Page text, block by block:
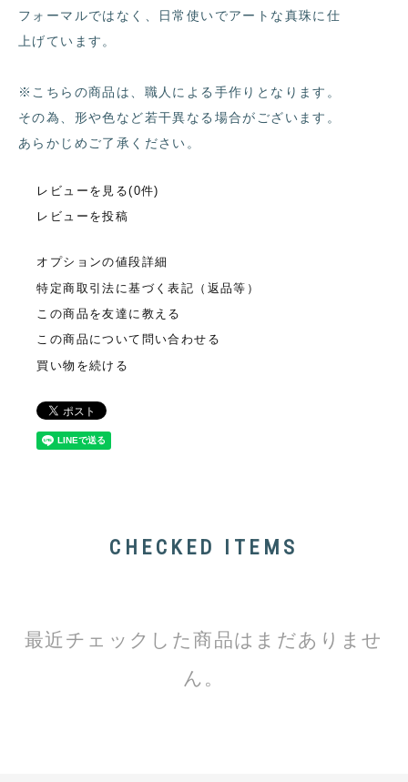
フォーマルではなく、日常使いでアートな真珠に仕
上げています。
※こちらの商品は、職人による手作りとなります。
その為、形や色など若干異なる場合がございます。
あらかじめご了承ください。
レビューを見る(0件)
レビューを投稿
オプションの値段詳細
特定商取引法に基づく表記（返品等）
この商品を友達に教える
この商品について問い合わせる
買い物を続ける
CHECKED ITEMS
最近チェックした商品はまだありませ
ん。